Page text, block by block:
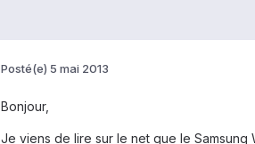
Posté(e) 5 mai 2013
Bonjour,
Je viens de lire sur le net que le Samsung